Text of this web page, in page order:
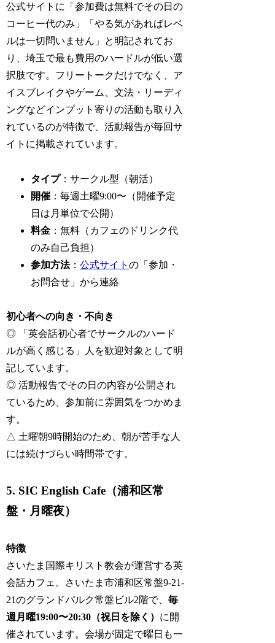
公式サイトに「参加費は無料でその日の
コーヒー代のみ」「やる気があればレベ
ルは一切問いません」と明記されてお
り、埼玉で最も費用のハードルが低い選
択肢です。フリートークだけでなく、ア
イスブレイクやゲーム、文法・リーディ
ングなどインプット寄りの活動も取り入
れているのが特徴で、活動報告が毎回サ
イトに掲載されています。
タイプ：サークル型（朝活）
開催 ：毎週土曜9:00〜（開催予定
日は月単位で公開）
料金 ：無料（カフェのドリンク代
のみ自己負担）
参加方法：公式サイトの「参加・
お問合せ」から連絡
初心者への向き・不向き
◎ 「英会話初心者でサークルのハード
ルが高く感じる」人を歓迎対象として明
記しています。
◎ 活動報告でその日の内容が公開され
ているため、参加前に雰囲気をつかめま
す。
△ 土曜朝9時開始のため、朝が苦手な人
には続けづらい時間帯です。
5. SIC English Cafe（浦和区常
盤・月曜夜）
特徴
さいたま国際キリスト教会が運営する英
会話カフェ。さいたま市浦和区常盤9-21-
21のグランドパルク常盤ビル2階で、毎
週月曜19:00〜20:30（祝日を除く） に開
催されています。会場が固定で曜日も一